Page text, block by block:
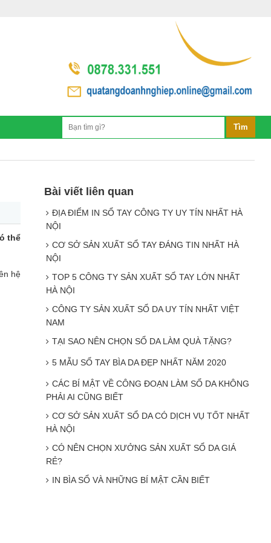
thể
hệ
Bài viết liên quan
ĐỊA ĐIỂM IN SỔ TAY CÔNG TY UY TÍN NHẤT HÀ
NỘI
CƠ SỞ SẢN XUẤT SỔ TAY ĐÁNG TIN NHẤT HÀ
NỘI
TOP 5 CÔNG TY SẢN XUẤT SỔ TAY LỚN NHẤT
HÀ NỘI
CÔNG TY SẢN XUẤT SỔ DA UY TÍN NHẤT VIỆT
NAM
TẠI SAO NÊN CHỌN SỔ DA LÀM QUÀ TẶNG?
5 MẪU SỔ TAY BÌA DA ĐẸP NHẤT NĂM 2020
CÁC BÍ MẬT VỀ CÔNG ĐOẠN LÀM SỔ DA KHÔNG
PHẢI AI CŨNG BIẾT
CƠ SỞ SẢN XUẤT SỔ DA CÓ DỊCH VỤ TỐT NHẤT
HÀ NỘI
CÓ NÊN CHỌN XƯỞNG SẢN XUẤT SỔ DA GIÁ
RẺ?
IN BÌA SỔ VÀ NHỮNG BÍ MẬT CẦN BIẾT